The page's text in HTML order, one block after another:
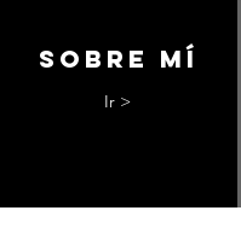
Sobre mí
Ir >